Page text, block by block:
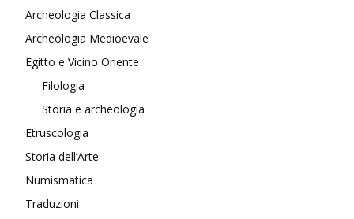
Archeologia Classica
Archeologia Medioevale
Egitto e Vicino Oriente
Filologia
Storia e archeologia
Etruscologia
Storia dell’Arte
Numismatica
Traduzioni